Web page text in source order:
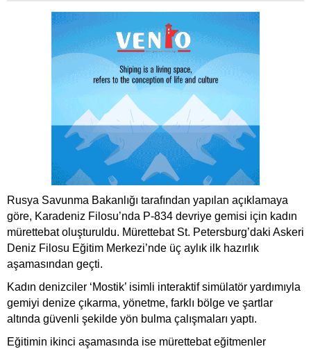
Rusya Savunma Bakanlığı tarafından yapılan açıklamaya
göre, Karadeniz Filosu’nda P-834 devriye gemisi için kadın
mürettebat oluşturuldu. Mürettebat St. Petersburg’daki Askeri
Deniz Filosu Eğitim Merkezi’nde üç aylık ilk hazırlık
aşamasından geçti.
Kadın denizciler ‘Mostik’ isimli interaktif simülatör yardımıyla
gemiyi denize çıkarma, yönetme, farklı bölge ve şartlar
altında güvenli şekilde yön bulma çalışmaları yaptı.
Eğitimin ikinci aşamasında ise mürettebat eğitmenler